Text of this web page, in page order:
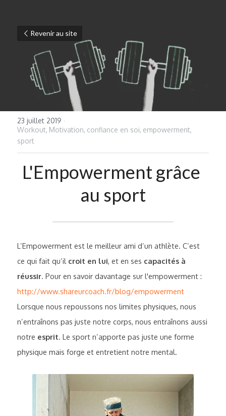
Revenir au site
23 juillet 2019 ·
Workout, Motivation, confiance en soi, empowerment,
sport
L'Empowerment grâce
au sport
L’Empowerment est le meilleur ami d’un athlète. C’est
ce qui fait qu’il croit en lui, et en ses capacités à
réussir
http://www.shareurcoach.fr/blog/empowerment
Lorsque nous repoussons nos limites physiques, nous
n’entraînons pas juste notre corps, nous entraînons aussi
notre esprit. Le sport n’apporte pas juste une forme
physique mais forge et entretient notre mental.